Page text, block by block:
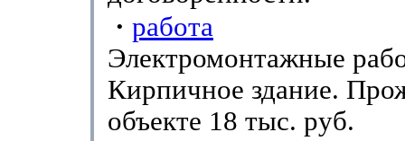
· работа
Электромонтажные
Кирпичное здание.
объекте 18 тыс. руб.